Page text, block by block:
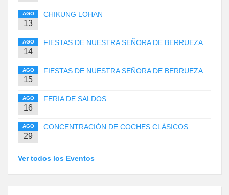
AGO
13
CHIKUNG LOHAN
AGO
14
FIESTAS DE NUESTRA SEÑORA DE BERRUEZA
AGO
15
FIESTAS DE NUESTRA SEÑORA DE BERRUEZA
AGO
16
FERIA DE SALDOS
AGO
29
CONCENTRACIÓN DE COCHES CLÁSICOS
Ver todos los Eventos